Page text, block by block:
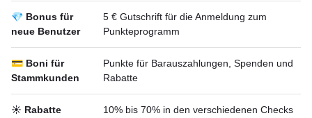
💎 Bonus für
neue Benutzer
5 € Gutschrift für die Anmeldung zum
Punkteprogramm
💳 Boni für
Stammkunden
Punkte für Barauszahlungen, Spenden und
Rabatte
☀️ Rabatte 10% bis 70% in den verschiedenen Checks